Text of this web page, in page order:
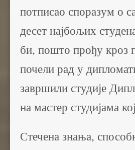
потписао споразум о
десет најбољих
би, пошто прођу кроз
почели рад у
завршили студије
на мастер студијама
Стечена знања,